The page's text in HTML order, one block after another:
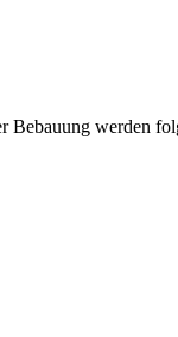
Bebauung werden